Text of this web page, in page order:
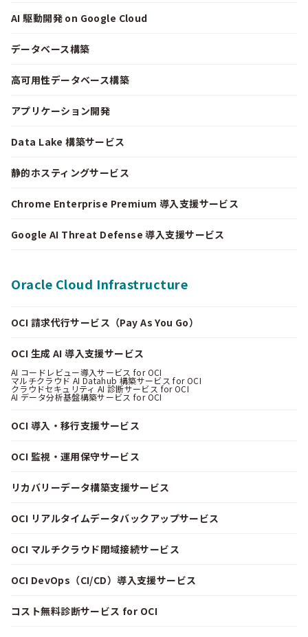
AI 駆動開発 on Google Cloud
データベース構築
高可用性データベース構築
アプリケーション開発
Data Lake 構築サービス
静的ホスティングサービス
Chrome Enterprise Premium 導入支援サービス
Google AI Threat Defense 導入支援サービス
Oracle Cloud Infrastructure
OCI 請求代行サービス（Pay As You Go）
OCI 生成 AI 導入支援サービス
AI コードレビュー導入サービス for OCI
マルチクラウド AI Datahub 構築サービス for OCI
クラウドセキュリティ AI 診断サービス for OCI
AI データ分析基盤構築サービス for OCI
OCI 導入・移行支援サービス
OCI 監視・運用保守サービス
リカバリーデータ構築支援サービス
OCI リアルタイムデータバックアップサービス
OCI マルチクラウド閉域接続サービス
OCI DevOps（CI/CD）導入支援サービス
コスト無料診断サービス for OCI